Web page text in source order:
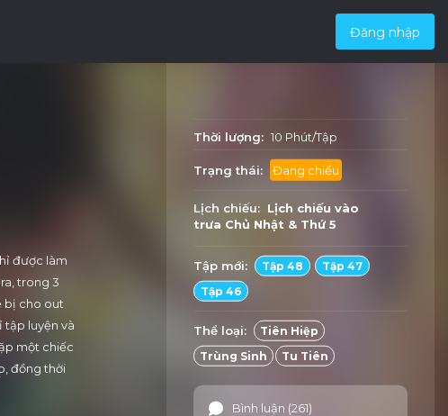
Đăng nhập
được làm
trong 3
bị cho out
luyện và
một chiếc
đồng thời
Thời lượng: 10 Phút/Tập
Trạng thái: Đang chiếu
Lịch chiếu: Lịch chiếu vào
trưa Chủ Nhật & Thứ 5
Tập mới: Tập 48
Tập 47
Tập 46
Thể loại:
Tiên Hiệp
Trùng Sinh
Tu Tiên
Bình luận (261)